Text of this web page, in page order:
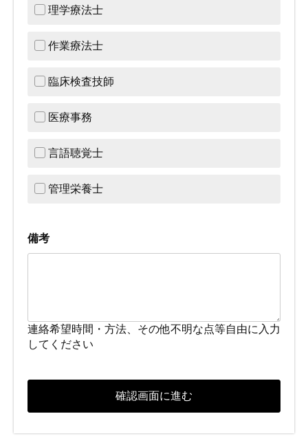
理学療法士
作業療法士
臨床検査技師
医療事務
言語聴覚士
管理栄養士
備考
連絡希望時間・方法、その他不明な点等自由に入力
してください